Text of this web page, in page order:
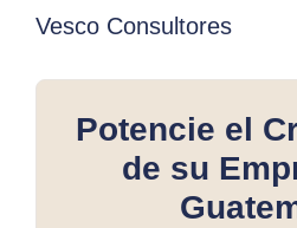
Vesco Consultores
Potencie el
de su